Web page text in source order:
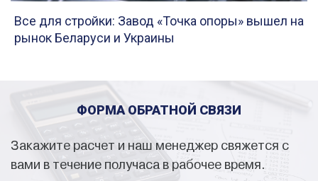
Все для стройки: Завод «Точка опоры» вышел на
рынок Беларуси и Украины
ФОРМА ОБРАТНОЙ СВЯЗИ
Закажите расчет и наш менеджер свяжется с
вами в течение получаса в рабочее время.